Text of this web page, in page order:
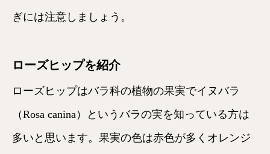
ぎには注意しましょう。
ローズヒップを紹介
ローズヒップはバラ科の植物の果実でイヌバラ
（Rosa canina）というバラの実を知っている方は
多いと思います。果実の色は赤色が多くオレンジ